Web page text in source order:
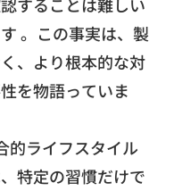
。この事実は、製
、より根本的な対
を物語っていま
的ライフスタイル
特定の習慣だけで